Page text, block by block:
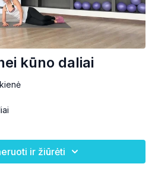
kūno daliai
ir žiūrėti